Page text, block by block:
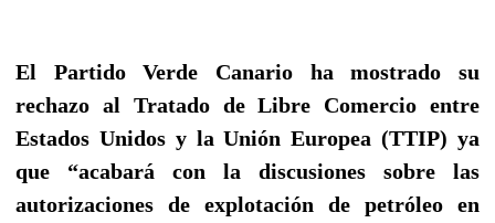
El Partido Verde Canario ha mostrado su
rechazo al Tratado de Libre Comercio entre
Estados Unidos y la Unión Europea (TTIP) ya
que “acabará con la discusiones sobre las
autorizaciones de explotación de petróleo en